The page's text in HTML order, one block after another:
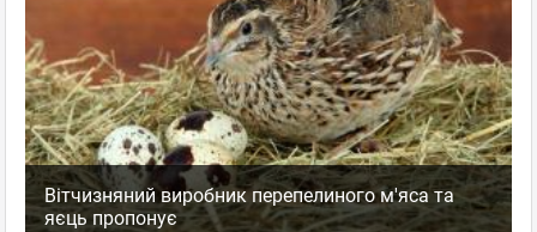
Вітчизняний виробник перепелиного м'яса та
яєць пропонує